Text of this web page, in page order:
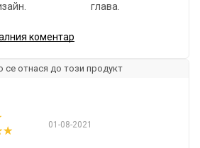
глава.
коментар
се отнася до този продукт
01-08-2021